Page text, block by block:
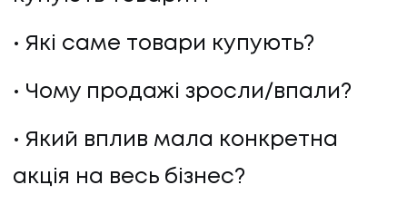
Які саме товари купують?
Чому продажі зросли/впали?
Який вплив мала конкретна
акція на весь бізнес?